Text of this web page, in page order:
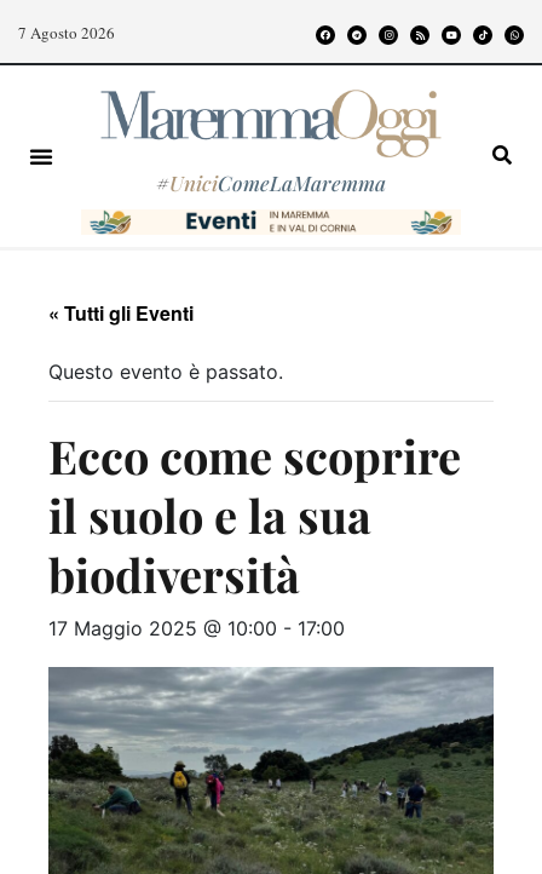
7 Agosto 2026
#UniciComeLaMaremma
« Tutti gli Eventi
Questo evento è passato.
Ecco come scoprire
il suolo e la sua
biodiversità
17 Maggio 2025 @ 10:00 - 17:00